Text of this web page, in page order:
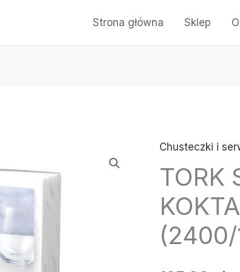
Strona główna Sklep
Chusteczki i
TORK
ilość
TORK
SERWETKA
KOKTAJL
BIAŁA
(2400/12)